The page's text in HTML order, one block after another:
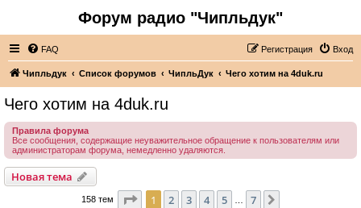
Форум радио "Чипльдук"
FAQ Вход
Регистрация
Чипльдук Список форумов ЧипльДук Чего хотим на 4duk.ru
Чего хотим на 4duk.ru
Правила форума
Все сообщения, содержащие неуважительное обращение к пользователям или
администраторам форума, немедленно удаляются.
Новая тема
158 тем Страница из
1 2 3 4 5 7